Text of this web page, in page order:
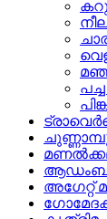
അഗേറ്റ്